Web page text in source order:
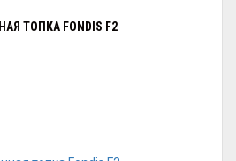
ТОПКА FONDIS F2